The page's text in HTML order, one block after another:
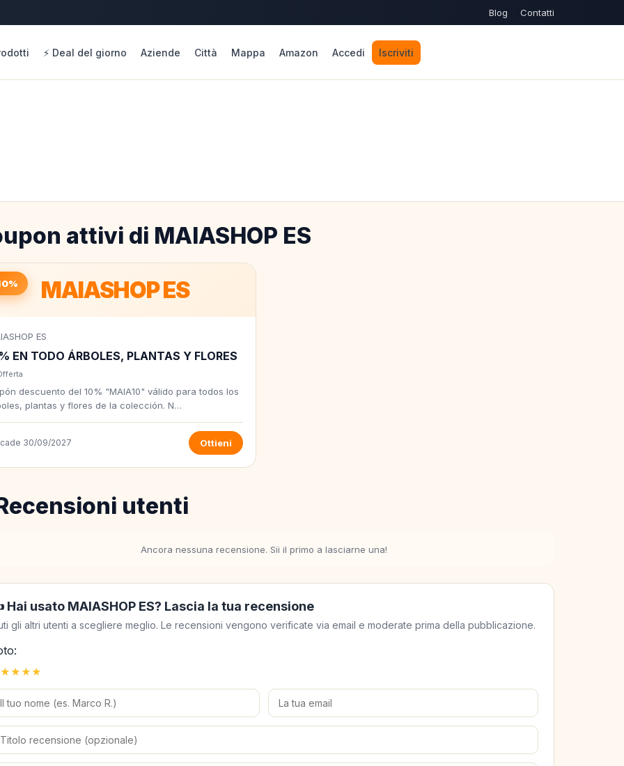
Blog Contatti
⚡ Deal del giorno Aziende Città Mappa Amazon Accedi Iscriviti
attivi di MAIASHOP ES
MAIASHOP ES
ES
EN TODO ÁRBOLES, PLANTAS Y FLORES
descuento del 10% "MAIA10" válido para todos los
plantas y flores de la colección. N…
30/09/2027 Ottieni
utenti
Ancora nessuna recensione. Sii il primo a lasciarne una!
usato MAIASHOP ES? Lascia la tua recensione
gli altri utenti a scegliere meglio. Le recensioni vengono verificate via email e moderate prima della pubblicazione.
★
★
★
★